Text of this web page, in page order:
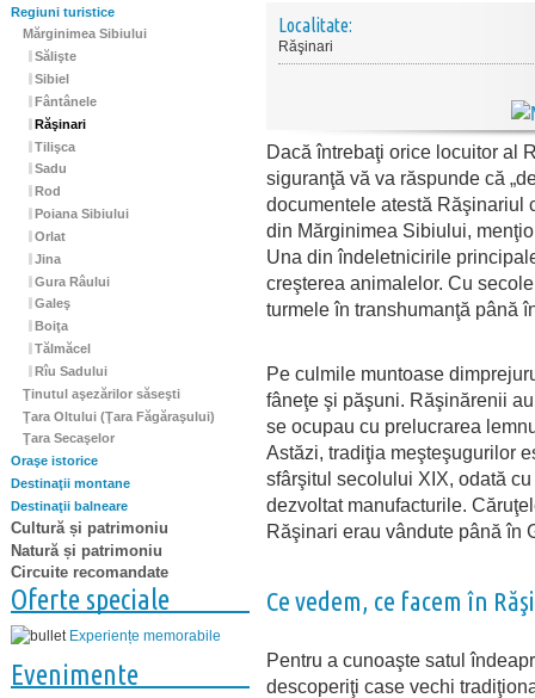
Regiuni turistice
Mărginimea Sibiului
Sălişte
Sibiel
Fântânele
Răşinari
Tilişca
Sadu
Rod
Poiana Sibiului
Orlat
Jina
Gura Râului
Galeş
Boiţa
Tălmăcel
Rîu Sadului
Ţinutul aşezărilor săseşti
Ţara Oltului (Ţara Făgăraşului)
Ţara Secaşelor
Oraşe istorice
Destinaţii montane
Destinaţii balneare
Cultură și patrimoniu
Natură și patrimoniu
Circuite recomandate
Oferte speciale
Experiențe memorabile
Evenimente
Localitate:
Răşinari
Dacă întrebaţi orice locuitor al
siguranţă vă va răspunde că
documentele atestă Răşinariul
din Mărginimea Sibiului,
Una din îndeletnicirile
creşterea animalelor. Cu
turmele în transhumanţă până
Pe culmile muntoase
fâneţe şi păşuni. Răşinărenii
se ocupau cu prelucrarea
Astăzi, tradiţia meşteşugurilor
sfârşitul secolului XIX, odată
dezvoltat manufacturile.
Răşinari erau vândute până în
Ce vedem, ce facem în
Pentru a cunoaşte satul
descoperiţi case vechi